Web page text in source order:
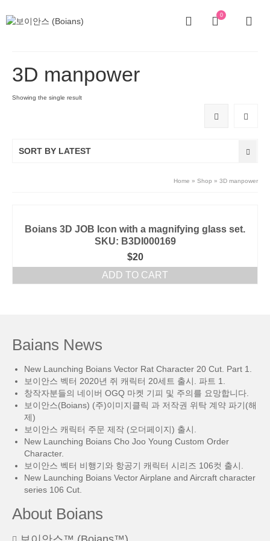
0
3D manpower
Showing the single result
SORT BY LATEST
Home » Shop » 3D manpower
Boians 3D JOB Icon with a magnifying glass set.
SKU: B3DI000169
$20
ADD TO CART
Baians News
New Launching Boians Vector Rat Character 20 Cut. Part 1.
보이안스 벡터 2020년 쥐 캐릭터 20세트 출시. 파트 1.
창작자분들의 네이버 OGQ 마켓 기피 및 주의를 요망합니다.
보이안스(Boians) (주)이미지클릭 과 저작권 위탁 계약 파기(해
제)
보이안스 캐릭터 주문 제작 (오더페이지) 출시.
New Launching Boians Cho Joo Young Custom Order
Character.
보이안스 벡터 비행기와 항공기 캐릭터 시리즈 106컷 출시.
New Launching Boians Vector Airplane and Aircraft character
series 106 Cut.
About Boians